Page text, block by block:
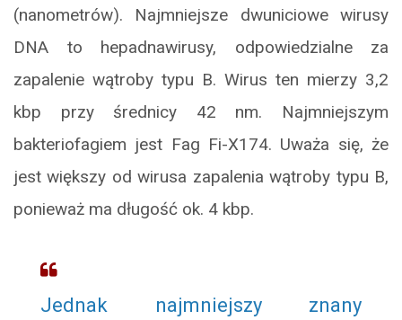
(nanometrów). Najmniejsze dwuniciowe wirusy
DNA to hepadnawirusy, odpowiedzialne za
zapalenie wątroby typu B. Wirus ten mierzy 3,2
kbp przy średnicy 42 nm. Najmniejszym
bakteriofagiem jest Fag Fi-X174. Uważa się, że
jest większy od wirusa zapalenia wątroby typu B,
ponieważ ma długość ok. 4 kbp.
Jednak najmniejszy znany